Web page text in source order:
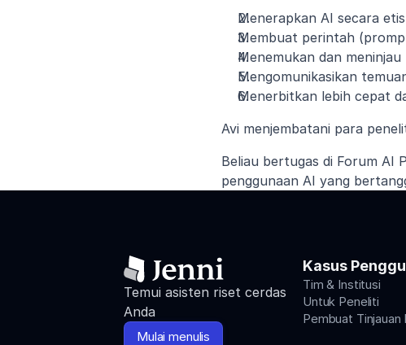
Menerapkan AI secara
Membuat perintah
Menemukan dan
Mengomunikasikan
Menerbitkan lebih cepat
Avi menjembatani para
Beliau bertugas di Forum AI
penggunaan AI yang
Temui asisten riset cerdas
Anda
Mulai menulis
Kasus
Tim & Institusi
Untuk Peneliti
Pembuat Tinjauan